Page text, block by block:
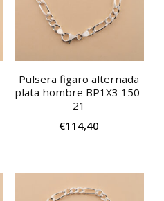
Pulsera figaro alternada
plata hombre BP1X3 150-
21
€114,40